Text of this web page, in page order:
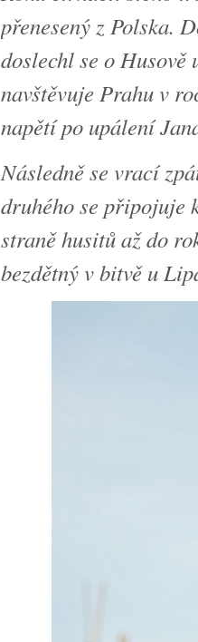
přenesený z Polska.
doslechl se o
navštěvuje Prahu v
napětí po upálení
Následně se vrací
druhého se připojuje
straně husitů až do
bezdětný v bitvě u